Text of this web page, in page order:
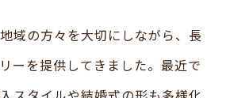
域の方々を大切にしながら、長
ーを提供してきました。最近で